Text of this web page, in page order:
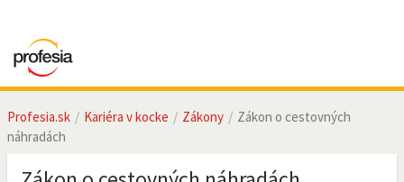
Profesia.sk Kariéra v kocke Zákony
Zákon o cestovných
náhradách